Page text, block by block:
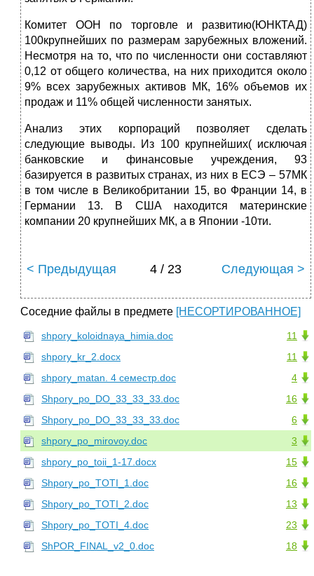
Комитет ООН по торговле и развитию(ЮНКТАД)
100крупнейших по размерам зарубежных вложений.
Несмотря на то, что по численности они составляют
0,12 от общего количества, на них приходится около
9% всех зарубежных активов МК, 16% объемов их
продаж и 11% общей численности занятых.
Анализ этих корпораций позволяет сделать
следующие выводы. Из 100 крупнейших( исключая
банковские и финансовые учреждения, 93
базируется в развитых странах, из них в ЕСЭ – 57МК
в том числе в Великобритании 15, во Франции 14, в
Германии 13. В США находится материнские
компании 20 крупнейших МК, а в Японии -10ти.
< Предыдущая 4 / 23 Следующая >
Соседние файлы в предмете [НЕСОРТИРОВАННОЕ]
11
shpory_koloidnaya_himia.doc
11
shpory_kr_2.docx
4
shpory_matan. 4 семестр.doc
16
Shpory_po_DO_33_33_33.doc
6
Shpory_po_DO_33_33_33.doc
3
shpory_po_mirovoy.doc
15
shpory_po_toii_1-17.docx
16
Shpory_po_TOTI_1.doc
13
Shpory_po_TOTI_2.doc
23
Shpory_po_TOTI_4.doc
18
ShPOR_FINAL_v2_0.doc